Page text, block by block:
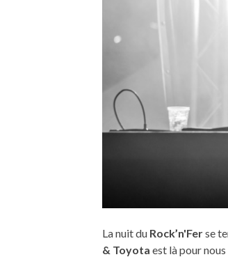
La nuit du Rock’n'Ferse
& Toyota est là pour nous